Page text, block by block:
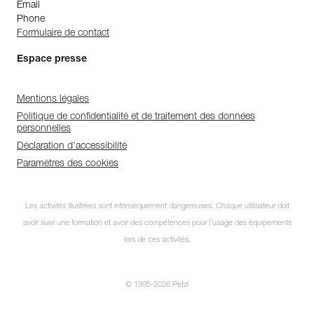
Email
Phone
Formulaire de contact
Espace presse
Mentions légales
Politique de confidentialité et de traitement des données
personnelles
Déclaration d'accessibilité
Paramètres des cookies
Les activités illustrées sont intrinsèquement dangereuses. Chaque utilisateur doit
avoir suivi une formation et avoir des compétences pour l’usage des équipements
lors de ces activités.
© 1995-2026 Petzl